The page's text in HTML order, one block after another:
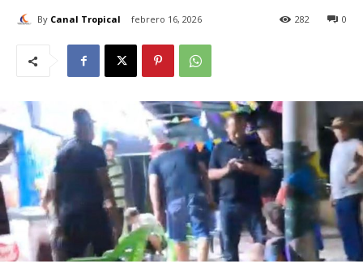
By Canal Tropical febrero 16, 2026 0
282